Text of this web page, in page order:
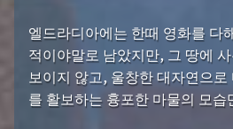
엘드라디아에는 한때 영화를 다
적이야말로 남았지만, 그 땅에
보이지 않고, 울창한 대자연으
를 활보하는 흉포한 마물의 모습